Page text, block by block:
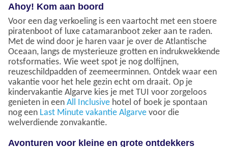
Ahoy! Kom aan boord
Voor een dag verkoeling is een vaartocht met een stoere
piratenboot of luxe catamaranboot zeker aan te raden.
Met de wind door je haren vaar je over de Atlantische
Oceaan, langs de mysterieuze grotten en indrukwekkende
rotsformaties. Wie weet spot je nog dolfijnen,
reuzeschildpadden of zeemeerminnen. Ontdek waar een
vakantie voor het hele gezin echt om draait. Op je
kindervakantie Algarve kies je met TUI voor zorgeloos
genieten in een All Inclusive hotel of boek je spontaan
nog een Last Minute vakantie Algarve voor die
welverdiende zonvakantie.
Avonturen voor kleine en grote ontdekkers